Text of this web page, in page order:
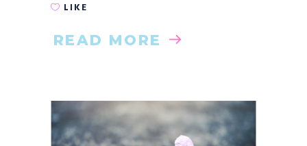
LIKE
READ MORE